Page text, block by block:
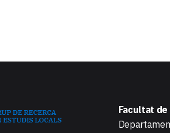
Facultat